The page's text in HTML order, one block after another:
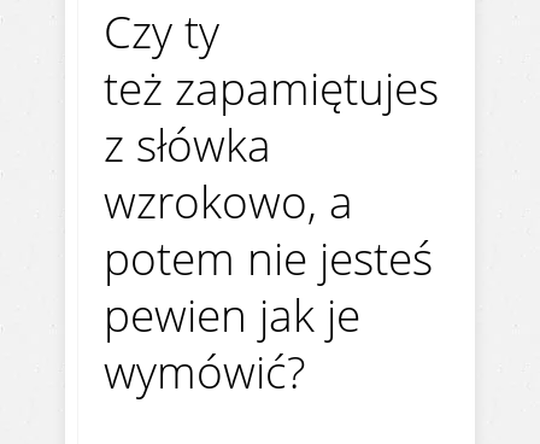
Czy ty
też zapamiętujes
z słówka
wzrokowo, a
potem nie jesteś
pewien jak je
wymówić?